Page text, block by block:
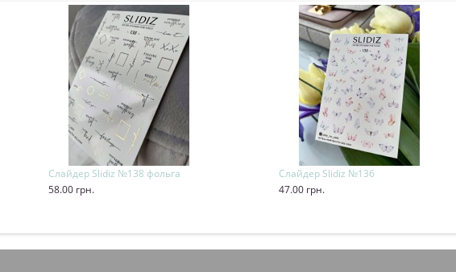
Слайдер Slidiz №138 фольга
58.00 грн.
Слайдер Slidiz №136
47.00 грн.